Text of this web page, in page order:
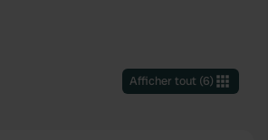
Afficher tout(6)